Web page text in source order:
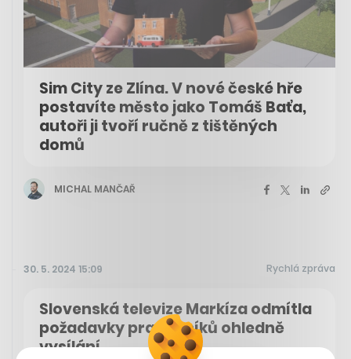
Sim City ze Zlína. V nové české hře
postavíte město jako Tomáš Baťa,
autoři ji tvoří ručně z tištěných
domů
MICHAL MANČAŘ
30. 5. 2024 15:09 Rychlá zpráva
Slovenská televize Markíza odmítla
požadavky pracovníků ohledně
vysílání